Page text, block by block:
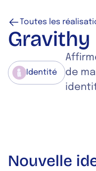
Toutes les
Gravithy
Identité
de
Nouvelle